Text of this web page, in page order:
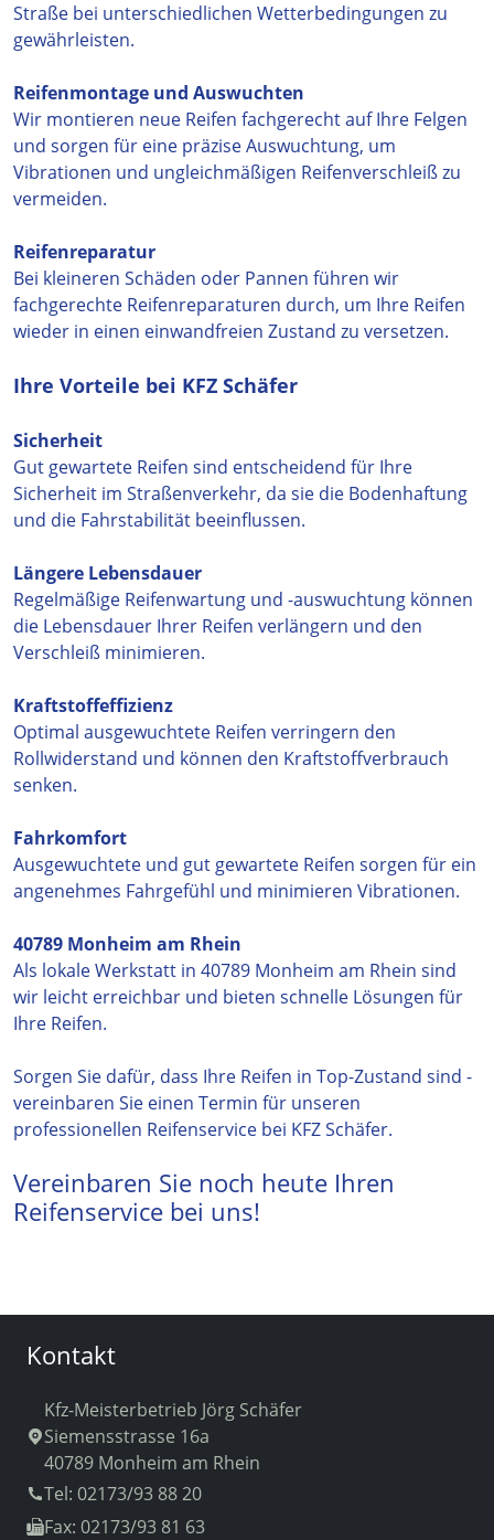
Straße bei unterschiedlichen Wetterbedingungen zu
gewährleisten.
Reifenmontage und Auswuchten
Wir montieren neue Reifen fachgerecht auf Ihre Felgen
und sorgen für eine präzise Auswuchtung, um
Vibrationen und ungleichmäßigen Reifenverschleiß zu
vermeiden.
Reifenreparatur
Bei kleineren Schäden oder Pannen führen wir
fachgerechte Reifenreparaturen durch, um Ihre Reifen
wieder in einen einwandfreien Zustand zu versetzen.
Ihre Vorteile bei KFZ Schäfer
Sicherheit
Gut gewartete Reifen sind entscheidend für Ihre
Sicherheit im Straßenverkehr, da sie die Bodenhaftung
und die Fahrstabilität beeinflussen.
Längere Lebensdauer
Regelmäßige Reifenwartung und -auswuchtung können
die Lebensdauer Ihrer Reifen verlängern und den
Verschleiß minimieren.
Kraftstoffeffizienz
Optimal ausgewuchtete Reifen verringern den
Rollwiderstand und können den Kraftstoffverbrauch
senken.
Fahrkomfort
Ausgewuchtete und gut gewartete Reifen sorgen für ein
angenehmes Fahrgefühl und minimieren Vibrationen.
40789 Monheim am Rhein
Als lokale Werkstatt in 40789 Monheim am Rhein sind
wir leicht erreichbar und bieten schnelle Lösungen für
Ihre Reifen.
Sorgen Sie dafür, dass Ihre Reifen in Top-Zustand sind -
vereinbaren Sie einen Termin für unseren
professionellen Reifenservice bei KFZ Schäfer.
Vereinbaren Sie noch heute Ihren
Reifenservice bei uns!
Kontakt
Kfz-Meisterbetrieb Jörg Schäfer
Siemensstrasse 16a
40789 Monheim am Rhein
Tel: 02173/93 88 20
Fax: 02173/93 81 63